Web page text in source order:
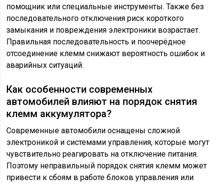
помощник или специальные инструменты. Также без
последовательного отключения риск короткого
замыкания и повреждения электроники возрастает.
Правильная последовательность и поочерёдное
отсоединение клемм снижают вероятность ошибок и
аварийных ситуаций.
Как особенности современных
автомобилей влияют на порядок снятия
клемм аккумулятора?
Современные автомобили оснащены сложной
электроникой и системами управления, которые могут
чувствительно реагировать на отключение питания.
Поэтому неправильный порядок снятия клемм может
привести к сбоям в работе блоков управления или